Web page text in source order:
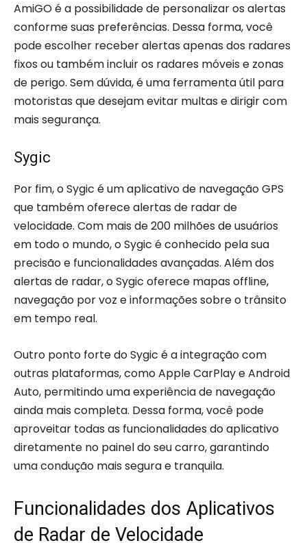
AmiGO é a possibilidade de personalizar os alertas
conforme suas preferências. Dessa forma, você
pode escolher receber alertas apenas dos radares
fixos ou também incluir os radares móveis e zonas
de perigo. Sem dúvida, é uma ferramenta útil para
motoristas que desejam evitar multas e dirigir com
mais segurança.
Sygic
Por fim, o Sygic é um aplicativo de navegação GPS
que também oferece alertas de radar de
velocidade. Com mais de 200 milhões de usuários
em todo o mundo, o Sygic é conhecido pela sua
precisão e funcionalidades avançadas. Além dos
alertas de radar, o Sygic oferece mapas offline,
navegação por voz e informações sobre o trânsito
em tempo real.
Outro ponto forte do Sygic é a integração com
outras plataformas, como Apple CarPlay e Android
Auto, permitindo uma experiência de navegação
ainda mais completa. Dessa forma, você pode
aproveitar todas as funcionalidades do aplicativo
diretamente no painel do seu carro, garantindo
uma condução mais segura e tranquila.
Funcionalidades dos Aplicativos
de Radar de Velocidade